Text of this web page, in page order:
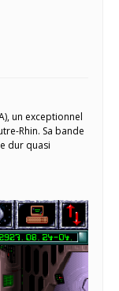
un exceptionnel
Rhin. Sa bande
dur quasi